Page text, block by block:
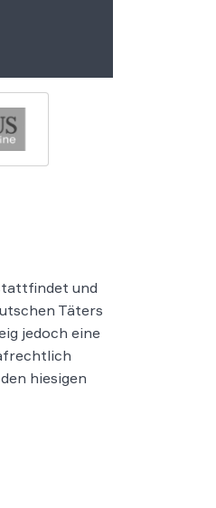
und
Täters
jedoch eine
hiesigen